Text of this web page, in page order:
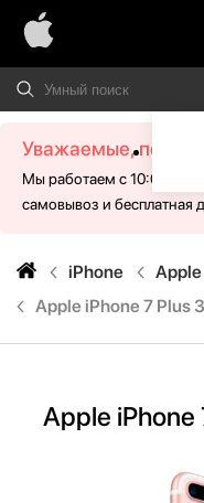
Уважаемые,
Мы работаем с 10:00 -
самовывоз и бесплатная
iPhone
Apple
Apple iPhone 7 Plus
Apple